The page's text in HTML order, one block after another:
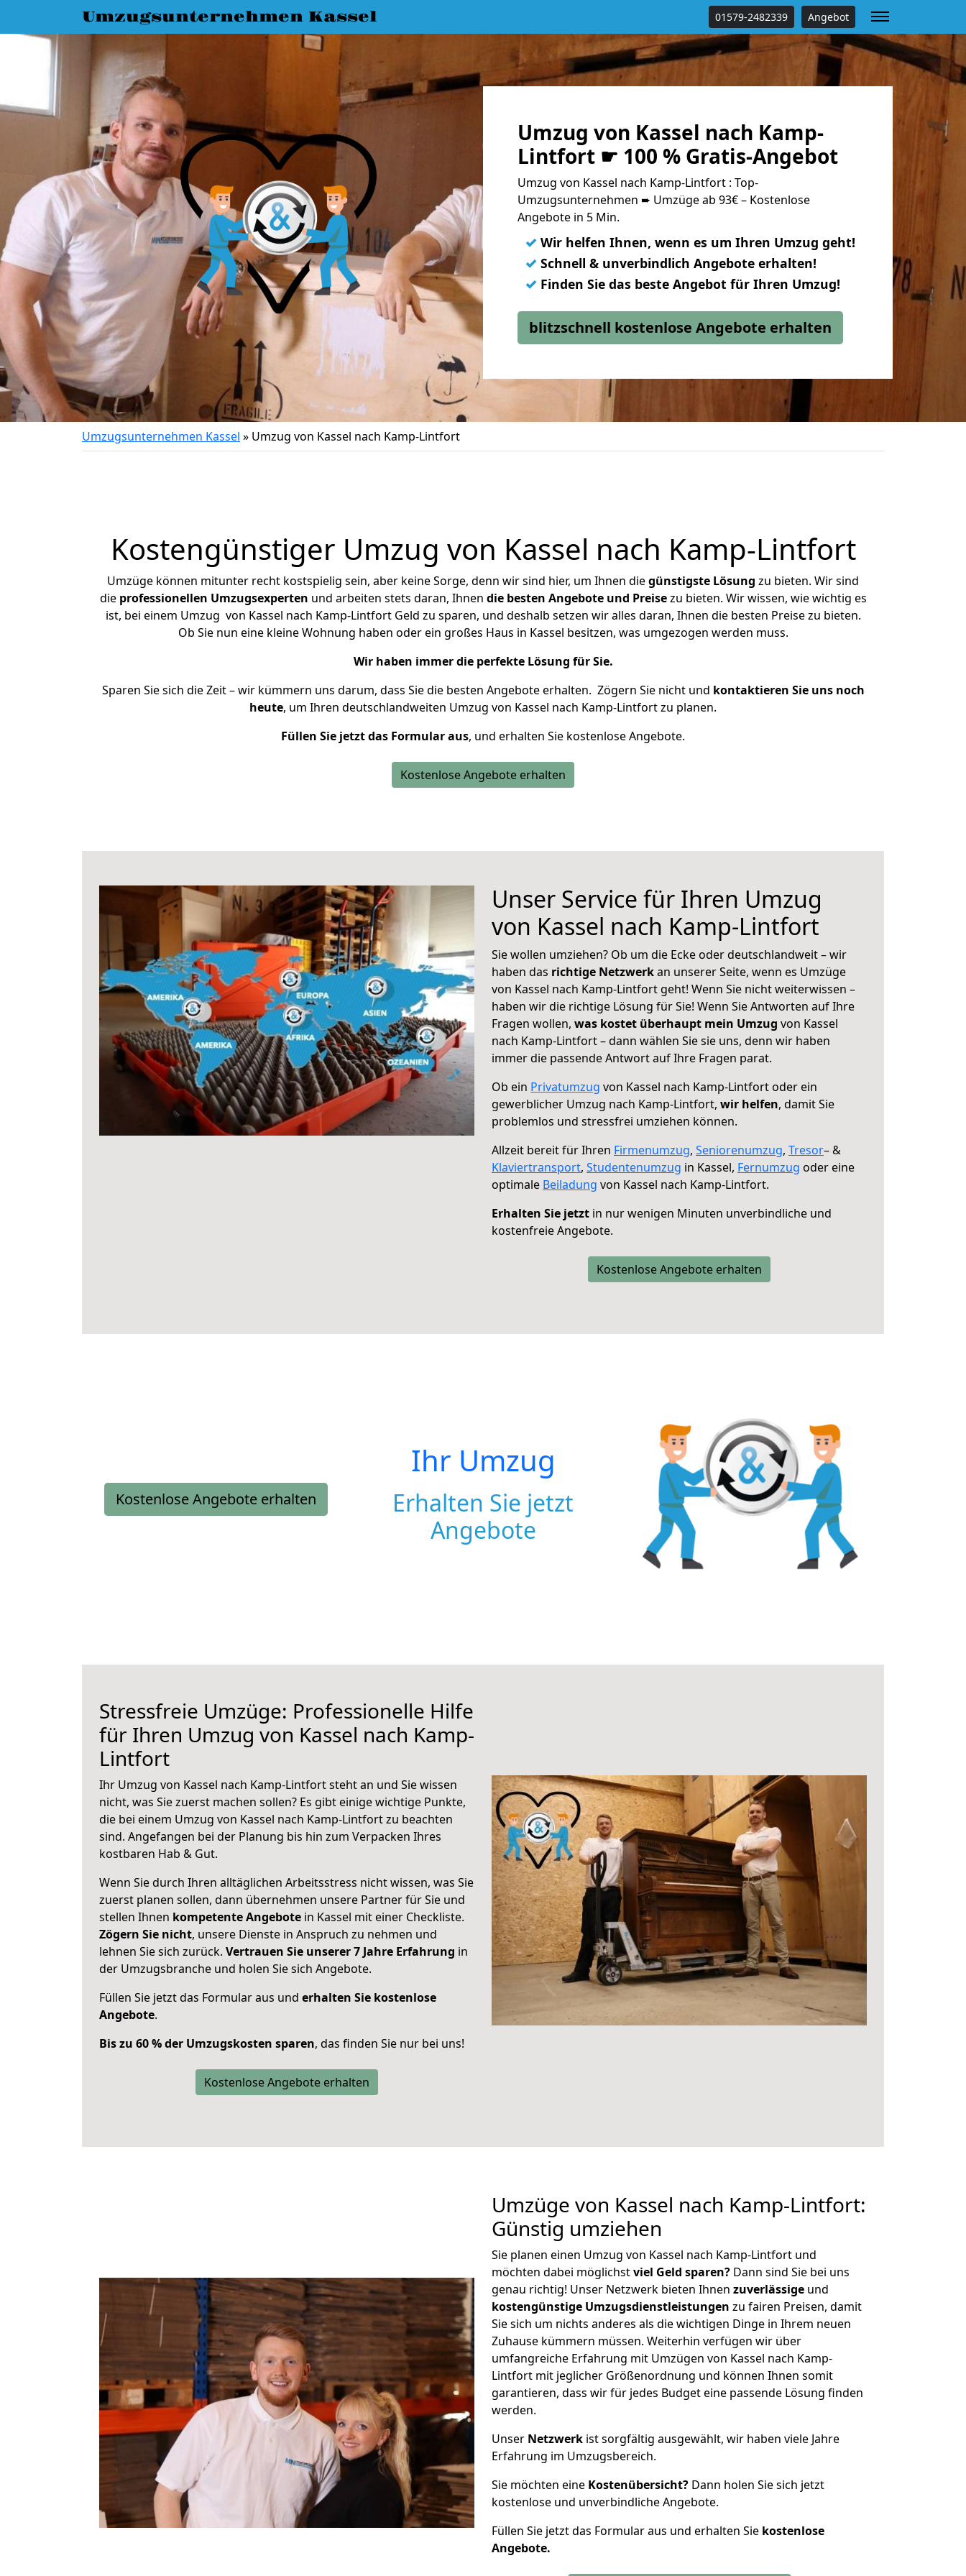
Umzugsunternehmen Kassel 01579-2482339 Angebot
Umzug von Kassel nach Kamp-
Lintfort ☛ 100 % Gratis-Angebot
Umzug von Kassel nach Kamp-Lintfort : Top-
Umzugsunternehmen ➨ Umzüge ab 93€ – Kostenlose
Angebote in 5 Min.
✓ Wir helfen Ihnen, wenn es um Ihren Umzug geht!
✓ Schnell & unverbindlich Angebote erhalten!
✓ Finden Sie das beste Angebot für Ihren Umzug!
blitzschnell kostenlose Angebote erhalten
Umzugsunternehmen Kassel » Umzug von Kassel nach Kamp-Lintfort
Kostengünstiger Umzug von Kassel nach Kamp-Lintfort
Umzüge können mitunter recht kostspielig sein, aber keine Sorge, denn wir sind hier, um Ihnen diegünstigste Lösung zu bieten. Wir sind
die professionellen Umzugsexperten und arbeiten stets daran, Ihnen die besten Angebote und Preisezu bieten. Wir wissen, wie wichtig es
ist, bei einem Umzug von Kassel nach Kamp-Lintfort Geld zu sparen, und deshalb setzen wir alles daran, Ihnen die besten Preise zu bieten.
Ob Sie nun eine kleine Wohnung haben oder ein großes Haus in Kassel besitzen, was umgezogen werden muss.
Wir haben immer die perfekte Lösung für Sie.
Sparen Sie sich die Zeit – wir kümmern uns darum, dass Sie die besten Angebote erhalten. Zögern Sie nicht und kontaktieren Sie uns noch
heute, um Ihren deutschlandweiten Umzug von Kassel nach Kamp-Lintfort zu planen.
Füllen Sie jetzt das Formular aus, und erhalten Sie kostenlose Angebote.
Kostenlose Angebote erhalten
Unser Service für Ihren Umzug
von Kassel nach Kamp-Lintfort
Sie wollen umziehen? Ob um die Ecke oder deutschlandweit – wir
haben das richtige Netzwerkan unserer Seite, wenn es Umzüge
von Kassel nach Kamp-Lintfort geht! Wenn Sie nicht weiterwissen –
haben wir die richtige Lösung für Sie! Wenn Sie Antworten auf Ihre
Fragen wollen, was kostet überhaupt mein Umzug von Kassel
nach Kamp-Lintfort – dann wählen Sie sie uns, denn wir haben
immer die passende Antwort auf Ihre Fragen parat.
Ob ein Privatumzug von Kassel nach Kamp-Lintfort oder ein
gewerblicher Umzug nach Kamp-Lintfort, wir helfen, damit Sie
problemlos und stressfrei umziehen können.
Allzeit bereit für Ihren Firmenumzug, Seniorenumzug, Tresor– &
Klaviertransport, Studentenumzug in Kassel, Fernumzug oder eine
optimale Beiladung von Kassel nach Kamp-Lintfort.
Erhalten Sie jetzt in nur wenigen Minuten unverbindliche und
kostenfreie Angebote.
Kostenlose Angebote erhalten
Kostenlose Angebote erhalten
Ihr Umzug
Erhalten Sie jetzt
Angebote
Stressfreie Umzüge: Professionelle Hilfe
für Ihren Umzug von Kassel nach Kamp-
Lintfort
Ihr Umzug von Kassel nach Kamp-Lintfort steht an und Sie wissen
nicht, was Sie zuerst machen sollen? Es gibt einige wichtige Punkte,
die bei einem Umzug von Kassel nach Kamp-Lintfort zu beachten
sind. Angefangen bei der Planung bis hin zum Verpacken Ihres
kostbaren Hab & Gut.
Wenn Sie durch Ihren alltäglichen Arbeitsstress nicht wissen, was Sie
zuerst planen sollen, dann übernehmen unsere Partner für Sie und
stellen Ihnen kompetente Angebote in Kassel mit einer Checkliste.
Zögern Sie nicht, unsere Dienste in Anspruch zu nehmen und
lehnen Sie sich zurück. Vertrauen Sie unserer 7 Jahre Erfahrung in
der Umzugsbranche und holen Sie sich Angebote.
Füllen Sie jetzt das Formular aus und erhalten Sie kostenlose
Angebote.
Bis zu 60 % der Umzugskosten sparen, das finden Sie nur bei uns!
Kostenlose Angebote erhalten
Umzüge von Kassel nach Kamp-Lintfort:
Günstig umziehen
Sie planen einen Umzug von Kassel nach Kamp-Lintfort und
möchten dabei möglichstviel Geld sparen? Dann sind Sie bei uns
genau richtig! Unser Netzwerk bieten Ihnen zuverlässige und
kostengünstige Umzugsdienstleistungen zu fairen Preisen, damit
Sie sich um nichts anderes als die wichtigen Dinge in Ihrem neuen
Zuhause kümmern müssen. Weiterhin verfügen wir über
umfangreiche Erfahrung mit Umzügen von Kassel nach Kamp-
Lintfort mit jeglicher Größenordnung und können Ihnen somit
garantieren, dass wir für jedes Budget eine passende Lösung finden
werden.
Unser Netzwerk ist sorgfältig ausgewählt, wir haben viele Jahre
Erfahrung im Umzugsbereich.
Sie möchten eine Kostenübersicht? Dann holen Sie sich jetzt
kostenlose und unverbindliche Angebote.
Füllen Sie jetzt das Formular aus und erhalten Sie kostenlose
Angebote.